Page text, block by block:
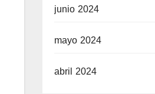
junio 2024
mayo 2024
abril 2024